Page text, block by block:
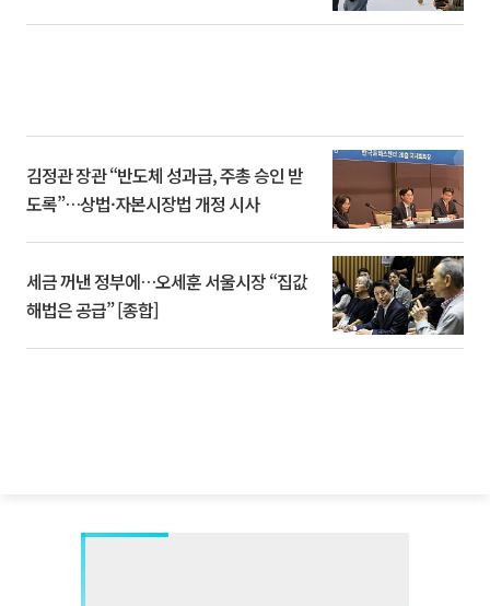
김정관 장관 “반도체 성과급, 주총 승인 받
도록”…상법·자본시장법 개정 시사
세금 꺼낸 정부에…오세훈 서울시장 “집값
해법은 공급” [종합]